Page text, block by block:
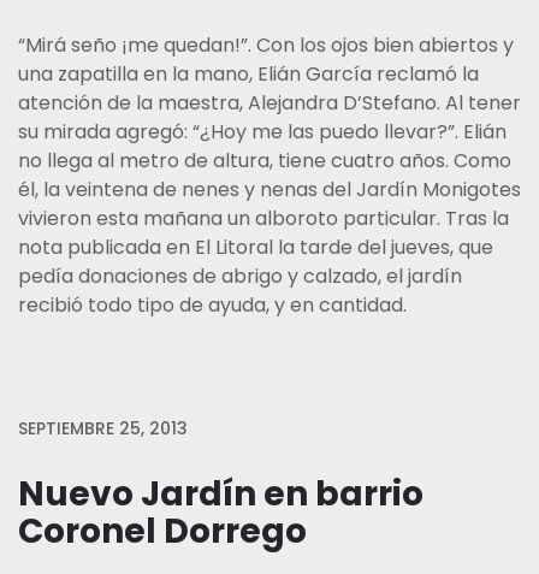
“Mirá seño ¡me quedan!”. Con los ojos bien abiertos y
una zapatilla en la mano, Elián García reclamó la
atención de la maestra, Alejandra D’Stefano. Al tener
su mirada agregó: “¿Hoy me las puedo llevar?”. Elián
no llega al metro de altura, tiene cuatro años. Como
él, la veintena de nenes y nenas del Jardín Monigotes
vivieron esta mañana un alboroto particular. Tras la
nota publicada en El Litoral la tarde del jueves, que
pedía donaciones de abrigo y calzado, el jardín
recibió todo tipo de ayuda, y en cantidad.
SEPTIEMBRE 25, 2013
Nuevo Jardín en barrio
Coronel Dorrego